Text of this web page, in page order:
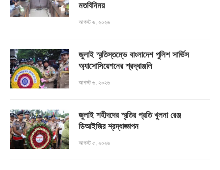
মতবিনিময়
আগস্ট ৬, ২০২৬
জুলাই স্মৃতিস্তম্ভে বাংলাদেশ পুলিশ সার্ভিস
অ্যাসোসিয়েশনের শ্রদ্ধাঞ্জলি
আগস্ট ৬, ২০২৬
জুলাই শহীদদের স্মৃতির প্রতি খুলনা রেঞ্জ
ডিআইজির শ্রদ্ধাজ্ঞাপন
আগস্ট ৫, ২০২৬